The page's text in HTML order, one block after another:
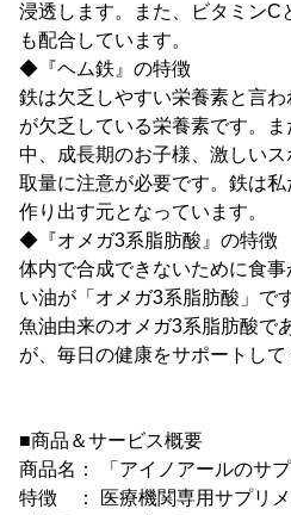
浸透します。また、ビタミンC
も配合しています。
◆『ヘム鉄』の特徴
鉄は欠乏しやすい栄養素と言
が欠乏している栄養素です。
中、成長期のお子様、激しい
取量に注意が必要です。鉄は
作り出す元となっています。
◆『オメガ3系脂肪酸』の特徴
体内で合成できないために食
い油が「オメガ3系脂肪酸」です
魚油由来のオメガ3系脂肪酸で
が、毎日の健康をサポートして
■商品＆サービス概要
商品名： 「アイノアールのサ
特徴 ： 医療機関専用サプリ